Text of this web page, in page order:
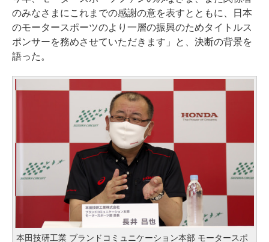
のみなさまにこれまでの感謝の意を表すとともに、日本
のモータースポーツのより一層の振興のためタイトルス
ポンサーを務めさせていただきます」と、決断の背景を
語った。
本田技研工業 ブランドコミュニケーション本部 モータースポ